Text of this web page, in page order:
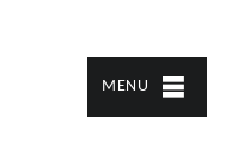
MENU